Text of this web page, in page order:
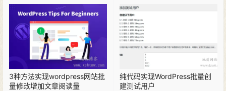
3种方法实现wordpress网站批
量修改增加文章阅读量
纯代码实现WordPress批量创
建测试用户